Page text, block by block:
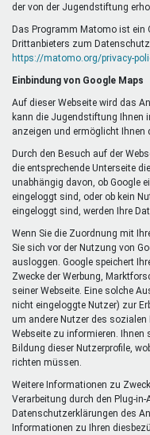
der von der Jugendstiftung
Das Programm Matomo ist ein
Drittanbieters zum
https://matomo.org/privacy-
Einbindung von Google Maps
Auf dieser Webseite wird das
kann die Jugendstiftung Ihnen
anzeigen und ermöglicht Ihnen
Durch den Besuch auf der
die entsprechende Unterseite
unabhängig davon, ob Google
eingeloggt sind, oder ob kein
eingeloggt sind, werden Ihre
Wenn Sie die Zuordnung mit
Sie sich vor der Nutzung von
ausloggen. Google speichert
Zwecke der Werbung,
seiner Webseite. Eine solche
nicht eingeloggte Nutzer) zur
um andere Nutzer des
Webseite zu informieren. Ihnen
Bildung dieser Nutzerprofile,
richten müssen.
Weitere Informationen zu
Verarbeitung durch den Plug-in-
Datenschutzerklärungen des
Informationen zu Ihren